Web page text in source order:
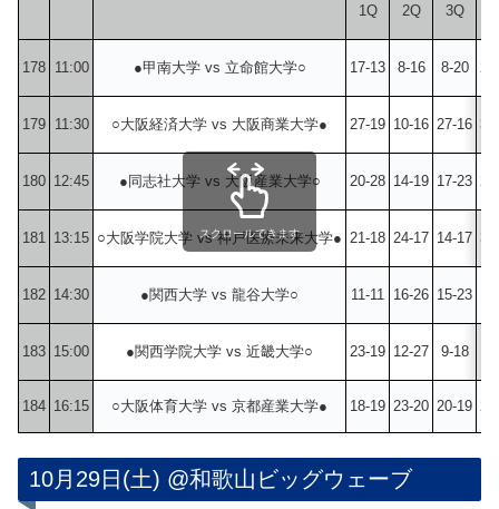
1Q 2Q 3Q
178 11:00 ●甲南大学 vs 立命館大学○ 17-13 8-16 8-20
179 11:30 ○大阪経済大学 vs 大阪商業大学● 27-19 10-16 27-16
180 12:45 ●同志社大学 vs 大阪産業大学○ 20-28 14-19 17-23
181 13:15 ○大阪学院大学 vs 神戸医療未来大学● 21-18 24-17 14-17
182 14:30 ●関西大学 vs 龍谷大学○ 11-11 16-26 15-23
183 15:00 ●関西学院大学 vs 近畿大学○ 23-19 12-27 9-18
184 16:15 ○大阪体育大学 vs 京都産業大学● 18-19 23-20 20-19
スクロールできます
10月29日(土) @和歌山ビッグウェーブ